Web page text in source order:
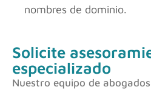
nombres de dominio.
Solicite
especializado
Nuestro equipo de